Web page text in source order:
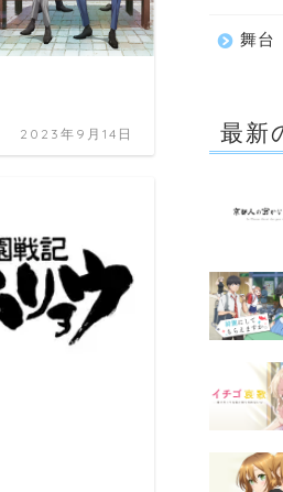
2023年9月14日
舞台
最新